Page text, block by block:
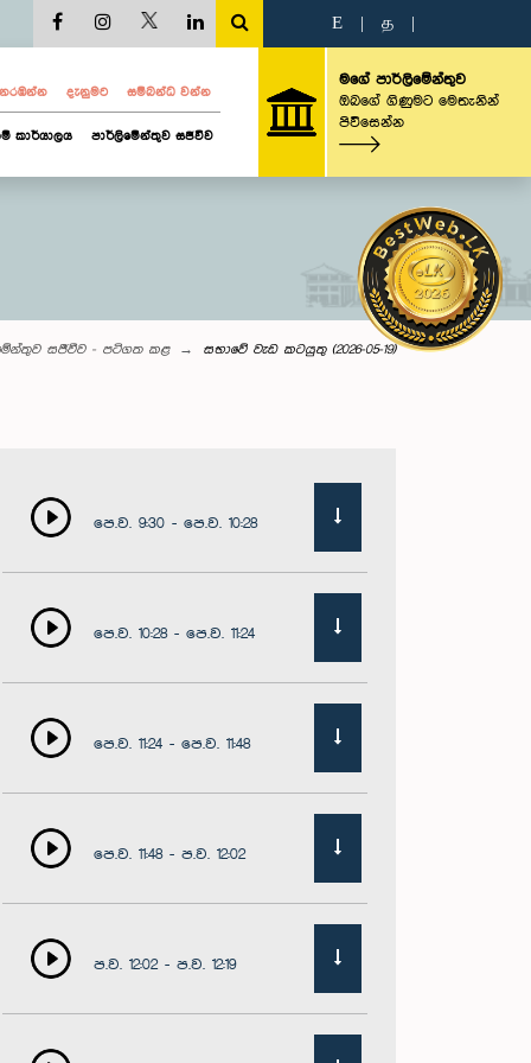
E த
දැනුමට සම්බන්ධ වන්න
කාර්යාලය පාර්ලිමේන්තුව සජීවීව
මගේ පාර්ලිමේන්තුව
ඔබගේ ගිණුමට මෙතැනින්
පිවිසෙන්න
සජීවීව - පටිගත කළ සභාවේ වැඩ කටයුතු (2026-05-19)
පෙ.ව. 9:30 - පෙ.ව. 10:28
පෙ.ව. 10:28 - පෙ.ව. 11:24
පෙ.ව. 11:24 - පෙ.ව. 11:48
පෙ.ව. 11:48 - ප.ව. 12:02
ප.ව. 12:02 - ප.ව. 12:19